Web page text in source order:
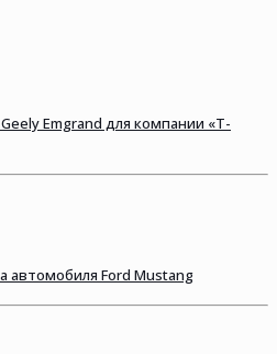
Emgrand для компании «Т-
автомобиля Ford Mustang